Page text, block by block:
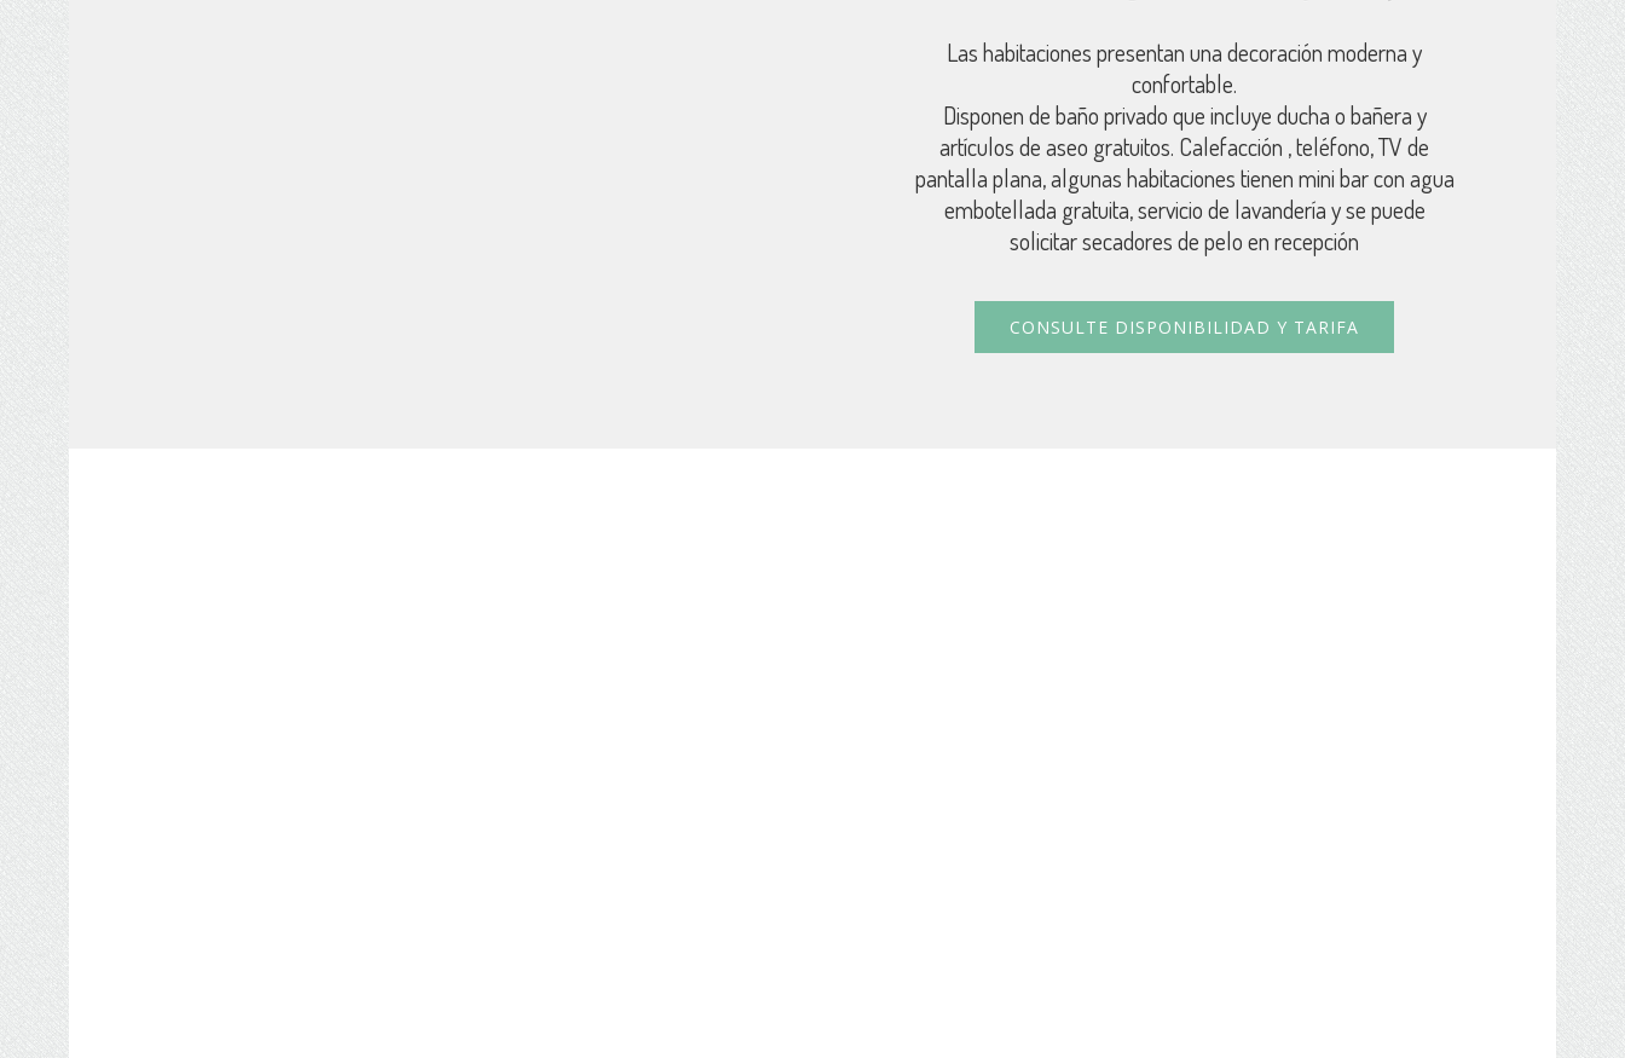
Las habitaciones presentan una decoración moderna y
confortable.
Disponen de baño privado que incluye ducha o bañera y
artículos de aseo gratuitos. Calefacción , teléfono, TV de
pantalla plana, algunas habitaciones tienen mini bar con agua
embotellada gratuita, servicio de lavandería y se puede
solicitar secadores de pelo en recepción
CONSULTE DISPONIBILIDAD Y TARIFA